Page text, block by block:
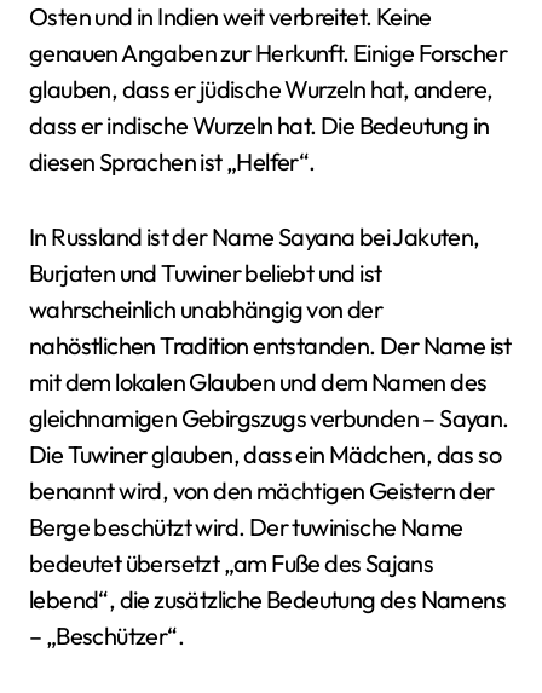
Osten und in Indien weit verbreitet. Keine
genauen Angaben zur Herkunft. Einige Forscher
glauben, dass er jüdische Wurzeln hat, andere,
dass er indische Wurzeln hat. Die Bedeutung in
diesen Sprachen ist „Helfer“.
In Russland ist der Name Sayana bei Jakuten,
Burjaten und Tuwiner beliebt und ist
wahrscheinlich unabhängig von der
nahöstlichen Tradition entstanden. Der Name ist
mit dem lokalen Glauben und dem Namen des
gleichnamigen Gebirgszugs verbunden – Sayan.
Die Tuwiner glauben, dass ein Mädchen, das so
benannt wird, von den mächtigen Geistern der
Berge beschützt wird. Der tuwinische Name
bedeutet übersetzt „am Fuße des Sajans
lebend“, die zusätzliche Bedeutung des Namens
– „Beschützer“.